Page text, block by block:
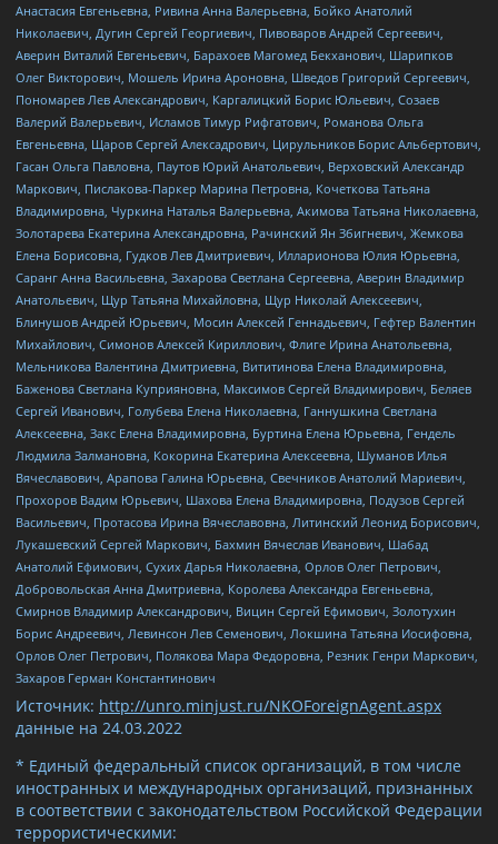
Анастасия Евгеньевна, Ривина Анна Валерьевна, Бойко Анатолий
Николаевич, Дугин Сергей Георгиевич, Пивоваров Андрей Сергеевич,
Аверин Виталий Евгеньевич, Барахоев Магомед Бекханович, Шарипков
Олег Викторович, Мошель Ирина Ароновна, Шведов Григорий Сергеевич,
Пономарев Лев Александрович, Каргалицкий Борис Юльевич, Созаев
Валерий Валерьевич, Исламов Тимур Рифгатович, Романова Ольга
Евгеньевна, Щаров Сергей Алексадрович, Цирульников Борис Альбертович,
Гасан Ольга Павловна, Паутов Юрий Анатольевич, Верховский Александр
Маркович, Пислакова-Паркер Марина Петровна, Кочеткова Татьяна
Владимировна, Чуркина Наталья Валерьевна, Акимова Татьяна Николаевна,
Золотарева Екатерина Александровна, Рачинский Ян Збигневич, Жемкова
Елена Борисовна, Гудков Лев Дмитриевич, Илларионова Юлия Юрьевна,
Саранг Анна Васильевна, Захарова Светлана Сергеевна, Аверин Владимир
Анатольевич, Щур Татьяна Михайловна, Щур Николай Алексеевич,
Блинушов Андрей Юрьевич, Мосин Алексей Геннадьевич, Гефтер Валентин
Михайлович, Симонов Алексей Кириллович, Флиге Ирина Анатольевна,
Мельникова Валентина Дмитриевна, Вититинова Елена Владимировна,
Баженова Светлана Куприяновна, Максимов Сергей Владимирович, Беляев
Сергей Иванович, Голубева Елена Николаевна, Ганнушкина Светлана
Алексеевна, Закс Елена Владимировна, Буртина Елена Юрьевна, Гендель
Людмила Залмановна, Кокорина Екатерина Алексеевна, Шуманов Илья
Вячеславович, Арапова Галина Юрьевна, Свечников Анатолий Мариевич,
Прохоров Вадим Юрьевич, Шахова Елена Владимировна, Подузов Сергей
Васильевич, Протасова Ирина Вячеславовна, Литинский Леонид Борисович,
Лукашевский Сергей Маркович, Бахмин Вячеслав Иванович, Шабад
Анатолий Ефимович, Сухих Дарья Николаевна, Орлов Олег Петрович,
Добровольская Анна Дмитриевна, Королева Александра Евгеньевна,
Смирнов Владимир Александрович, Вицин Сергей Ефимович, Золотухин
Борис Андреевич, Левинсон Лев Семенович, Локшина Татьяна Иосифовна,
Орлов Олег Петрович, Полякова Мара Федоровна, Резник Генри Маркович,
Захаров Герман Константинович
Источник: http://unro.minjust.ru/NKOForeignAgent.aspx
данные на 24.03.2022
* Единый федеральный список организаций, в том числе
иностранных и международных организаций, признанных
в соответствии с законодательством Российской Федерации
террористическими: